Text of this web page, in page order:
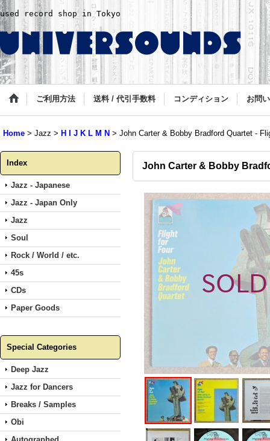
used record shop in Tokyo
ご利用方法 送料 / 代引手数料 コンディション お問
Home > Jazz > H I J K L M N > John Carter & Bobby Bradford Quartet -
Index
Jazz - Japanese
Jazz - Japan Only
Jazz
Soul
Rock / World / etc.
45s
CDs
Paper Goods
Special Categories
Deep Jazz
Jazz for Dancers
Breaks / Samples
Obi
John Carter & Bobby